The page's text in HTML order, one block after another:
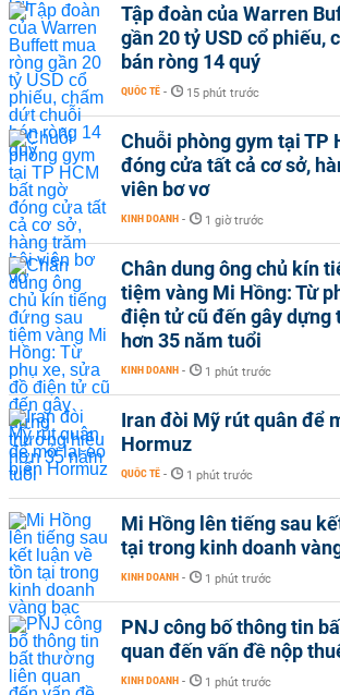
Tập đoàn của Warren
gần 20 tỷ USD cổ phiếu,
bán ròng 14 quý
QUỐC TẾ - 15 phút trước
Chuỗi phòng gym tại TP
đóng cửa tất cả cơ sở,
viên bơ vơ
KINH DOANH - 1 giờ trước
Chân dung ông chủ kín
tiệm vàng Mi Hồng: Từ
điện tử cũ đến gây dựng
hơn 35 năm tuổi
KINH DOANH - 1 phút trước
Iran đòi Mỹ rút quân để
Hormuz
QUỐC TẾ - 1 phút trước
Mi Hồng lên tiếng sau
tại trong kinh doanh
KINH DOANH - 1 phút trước
PNJ công bố thông tin
quan đến vấn đề nộp
KINH DOANH - 1 phút trước